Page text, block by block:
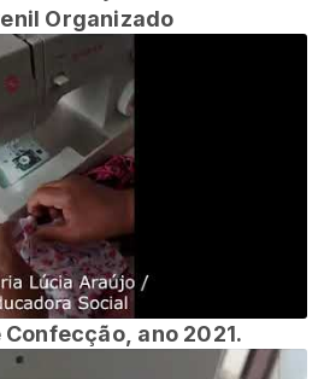
Organizado
de Confecção, ano 2021.